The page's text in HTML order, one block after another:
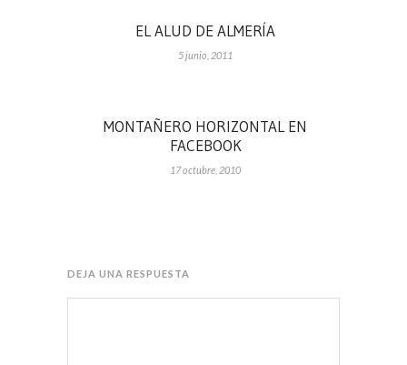
EL ALUD DE ALMERÍA
5 junio, 2011
MONTAÑERO HORIZONTAL EN
FACEBOOK
17 octubre, 2010
DEJA UNA RESPUESTA